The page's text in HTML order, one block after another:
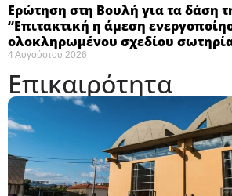
Ερώτηση στη Βουλή για τα δάση
“Eπιτακτική η άμεση
ολοκληρωμένου σχεδίου
4 Αυγούστου 2026
Επικαιρότητα